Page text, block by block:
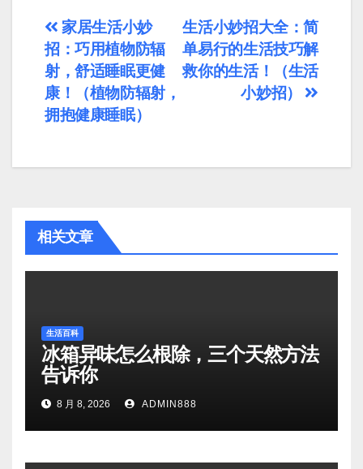
文
章
导
航
生活小妙招大全：简
单易行的生活技巧解
救你的生活！（生活
小妙招）
家居生活小妙
招：巧用植物防辐
射，舒适睡眠更健
康！（植物防辐射，
拥抱健康睡眠）
相关文章
生活百科
冰箱异味怎么根除，三个天然方法
告诉你
8 月 8, 2026 ADMIN888